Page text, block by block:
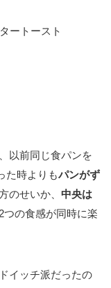
以前同じ食パンを
た時よりもパンがず
のせいか、 中央は
つの食感が同時に楽
イッチ派だったの